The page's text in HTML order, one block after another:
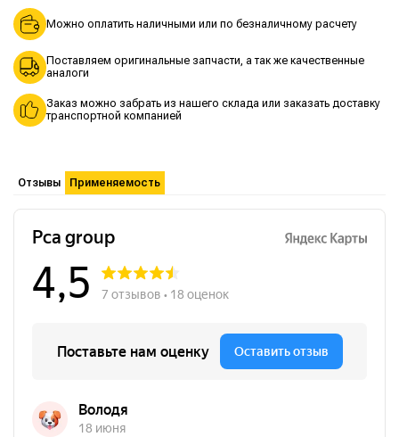
Можно оплатить наличными или по безналичному расчету
Поставляем оригинальные запчасти, а так же качественные
аналоги
Заказ можно забрать из нашего склада или заказать доставку
транспортной компанией
Отзывы Применяемость